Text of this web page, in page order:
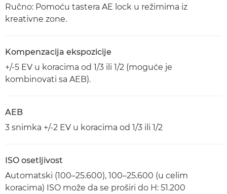
Ručno: Pomoću tastera AE lock u režimima iz
kreativne zone.
Kompenzacija ekspozicije
+/-5 EV u koracima od 1/3 ili 1/2 (moguće je
kombinovati sa AEB).
AEB
3 snimka +/-2 EV u koracima od 1/3 ili 1/2
ISO osetljivost
Automatski (100–25.600), 100–25.600 (u celim
koracima) ISO može da se proširi do H: 51.200